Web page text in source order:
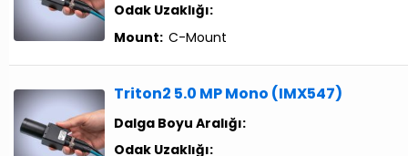
Odak Uzaklığı:
Mount: C-Mount
Triton2 5.0 MP Mono (IMX547)
Dalga Boyu Aralığı:
Odak Uzaklığı: